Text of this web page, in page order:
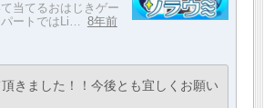
当てるおはじきゲー
ートではLi… 8年前
きました！！今後とも宜しくお願い